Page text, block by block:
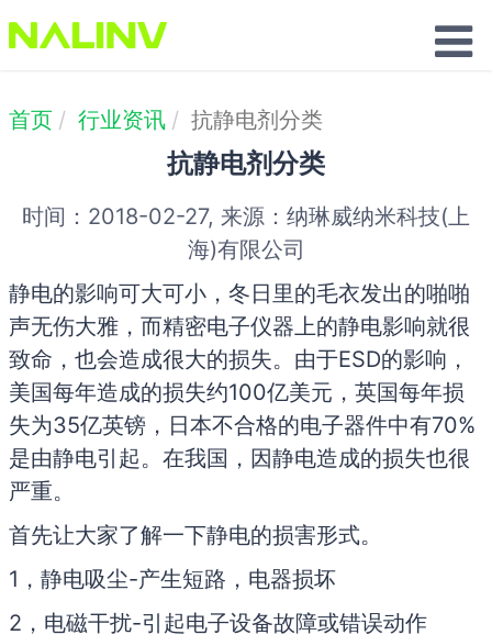
首页 行业资讯 抗静电剂分类
抗静电剂分类
时间：2018-02-27, 来源：纳琳威纳米科技(上
海)有限公司
静电的影响可大可小，冬日里的毛衣发出的啪啪
声无伤大雅，而精密电子仪器上的静电影响就很
致命，也会造成很大的损失。由于ESD的影响，
美国每年造成的损失约100亿美元，英国每年损
失为35亿英镑，日本不合格的电子器件中有70%
是由静电引起。在我国，因静电造成的损失也很
严重。
首先让大家了解一下静电的损害形式。
1，静电吸尘-产生短路，电器损坏
2，电磁干扰-引起电子设备故障或错误动作